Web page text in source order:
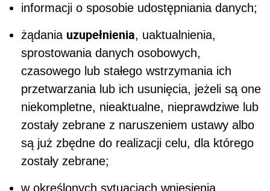
informacji o sposobie udostępniania danych;
żądania uzupełnienia, uaktualnienia,
sprostowania danych osobowych,
czasowego lub stałego wstrzymania ich
przetwarzania lub ich usunięcia, jeżeli są one
niekompletne, nieaktualne, nieprawdziwe lub
zostały zebrane z naruszeniem ustawy albo
są już zbędne do realizacji celu, dla którego
zostały zebrane;
w określonych sytuacjach wniesienia